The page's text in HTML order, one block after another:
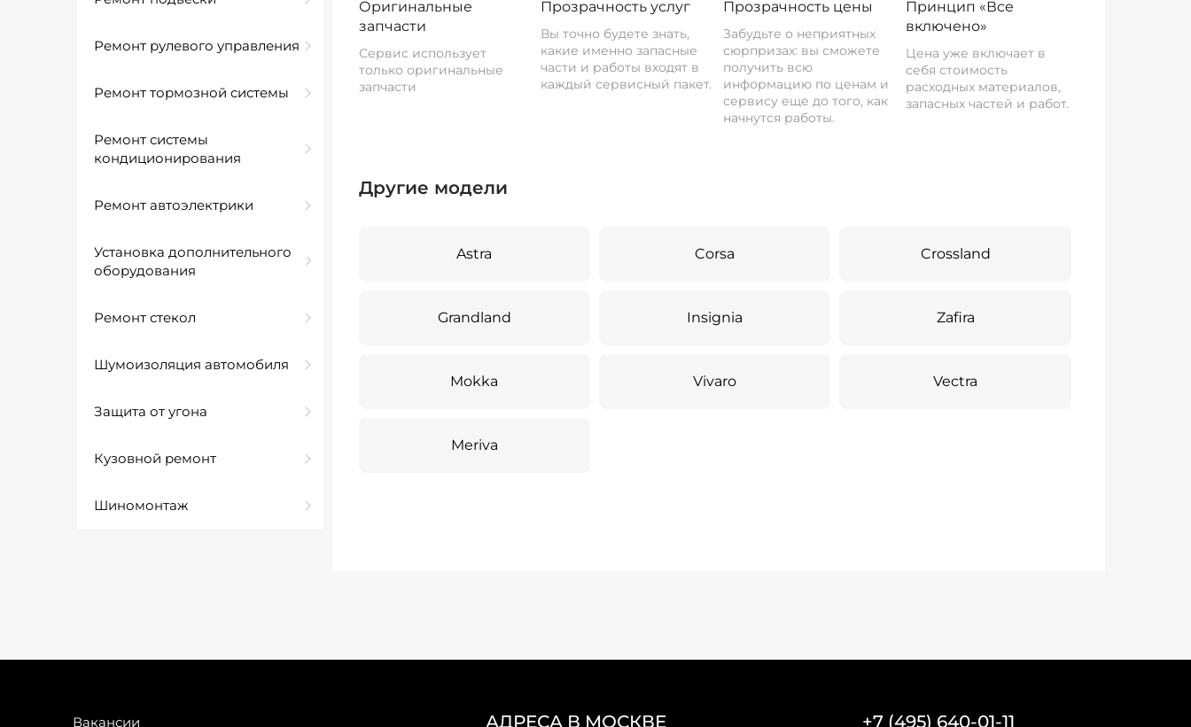
Ремонт рулевого управления
Ремонт тормозной системы
Ремонт системы
кондиционирования
Ремонт автоэлектрики
Установка дополнительного
оборудования
Ремонт стекол
Шумоизоляция автомобиля
Защита от угона
Кузовной ремонт
Шиномонтаж
Оригинальные
запчасти
Сервис использует
только оригинальные
запчасти
Прозрачность услуг
Вы точно будете знать,
какие именно запасные
части и работы входят в
каждый сервисный пакет.
Прозрачность цены
Забудьте о неприятных
сюрпризах: вы сможете
получить всю
информацию по ценам и
сервису еще до того, как
начнутся работы.
Принцип «Все
включено»
Цена уже включает в
себя стоимость
расходных материалов,
запасных частей и работ.
Другие модели
Astra Corsa Crossland
Grandland Insignia Zafira
Mokka Vivaro Vectra
Meriva
Вакансии АДРЕСА В МОСКВЕ +7 (495) 640-01-11